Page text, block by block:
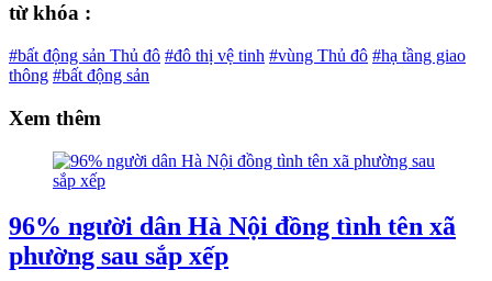
từ khóa :
#bất động sản Thủ đô #đô thị vệ tinh #vùng Thủ đô #hạ tầng giao
thông #bất động sản
Xem thêm
96% người dân Hà Nội đồng tình tên xã
phường sau sắp xếp